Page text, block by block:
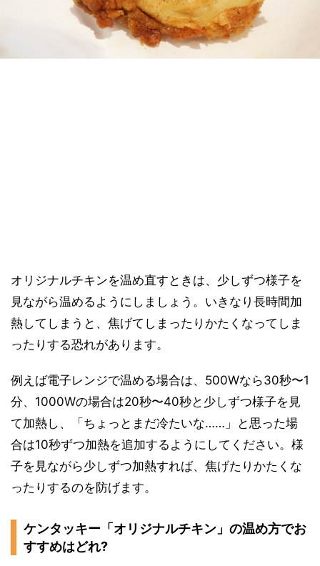
オリジナルチキンを温め直すときは、少しずつ様子を
見ながら温めるようにしましょう。いきなり長時間加
熱してしまうと、焦げてしまったりかたくなってしま
ったりする恐れがあります。
例えば電子レンジで温める場合は、500Wなら30秒〜1
分、1000Wの場合は20秒〜40秒と少しずつ様子を見
て加熱し、「ちょっとまだ冷たいな……」と思った場
合は10秒ずつ加熱を追加するようにしてください。様
子を見ながら少しずつ加熱すれば、焦げたりかたくな
ったりするのを防げます。
ケンタッキー「オリジナルチキン」の温め方でお
すすめはどれ?